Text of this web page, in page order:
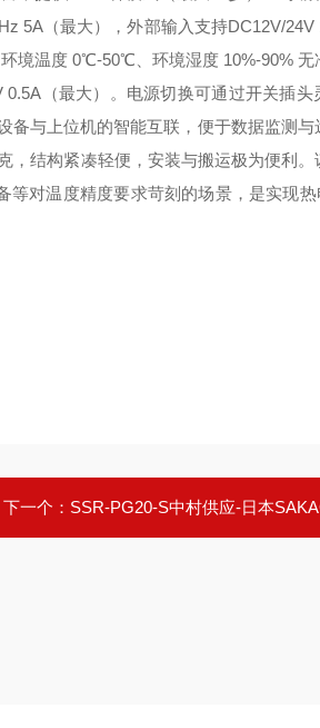
5A（最大），外部输入支持DC12V/24V
境温度 0℃-50℃、环境湿度 10%-90% 无
（最大）。电源切换可通过开关插头
与上位机的智能互联，便于数据监测与
，结构紧凑轻便，安装与搬运极为便利。
对温度精度要求苛刻的场景，是实现热
下一个： SSR-PG20-S中村供应-日本SAKAGUCHI可编程温度